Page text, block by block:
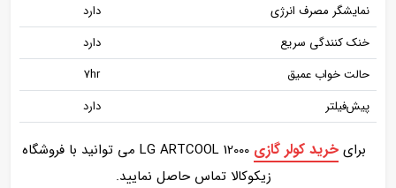
نمایشگر مصرف انرژی
دارد
خنک‌ کنندگی سریع
دارد
حالت خواب عمیق
7hr
پیش‌فیلتر
دارد
برایخرید کولر گازی
LG ARTCOOL 12000 می توانید با فروشگاه
زیکوکالا تماس حاصل نمایید.